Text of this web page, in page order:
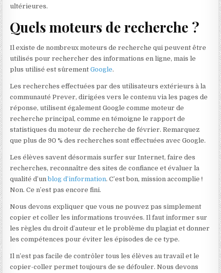
ultérieures.
Quels moteurs de recherche ?
Il existe de nombreux moteurs de recherche qui peuvent être
utilisés pour rechercher des informations en ligne, mais le
plus utilisé est sûrementGoogle.
Les recherches effectuées par des utilisateurs extérieurs à la
communauté Prever, dirigées vers le contenu via les pages de
réponse, utilisent également Google comme moteur de
recherche principal, comme en témoigne le rapport de
statistiques du moteur de recherche de février. Remarquez
que plus de 90 % des recherches sont effectuées avec Google.
Les élèves savent désormais surfer sur Internet, faire des
recherches, reconnaître des sites de confiance et évaluer la
qualité d’unblog d’information. C’est bon, mission accomplie !
Non. Ce n’est pas encore fini.
Nous devons expliquer que vous ne pouvez pas simplement
copier et coller les informations trouvées. Il faut informer sur
les règles du droit d’auteur et le problème du plagiat et donner
les compétences pour éviter les épisodes de ce type.
Il n’est pas facile de contrôler tous les élèves au travail et le
copier-coller permet toujours de se défouler. Nous devons